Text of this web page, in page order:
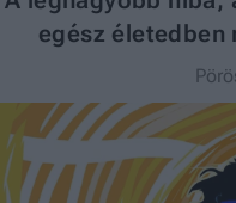
egész életedben